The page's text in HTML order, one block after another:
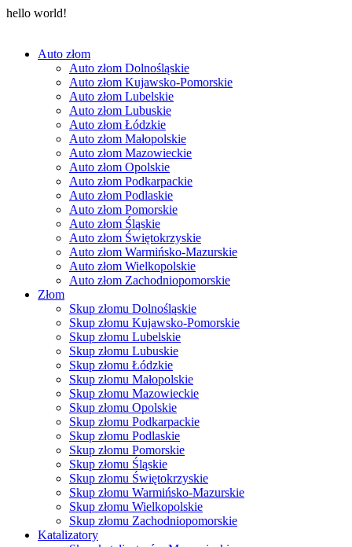
hello world!
Auto złom
Auto złom Dolnośląskie
Auto złom Kujawsko-Pomorskie
Auto złom Lubelskie
Auto złom Lubuskie
Auto złom Łódzkie
Auto złom Małopolskie
Auto złom Mazowieckie
Auto złom Opolskie
Auto złom Podkarpackie
Auto złom Podlaskie
Auto złom Pomorskie
Auto złom Śląskie
Auto złom Świętokrzyskie
Auto złom Warmińsko-Mazurskie
Auto złom Wielkopolskie
Auto złom Zachodniopomorskie
Złom
Skup złomu Dolnośląskie
Skup złomu Kujawsko-Pomorskie
Skup złomu Lubelskie
Skup złomu Lubuskie
Skup złomu Łódzkie
Skup złomu Małopolskie
Skup złomu Mazowieckie
Skup złomu Opolskie
Skup złomu Podkarpackie
Skup złomu Podlaskie
Skup złomu Pomorskie
Skup złomu Śląskie
Skup złomu Świętokrzyskie
Skup złomu Warmińsko-Mazurskie
Skup złomu Wielkopolskie
Skup złomu Zachodniopomorskie
Katalizatory